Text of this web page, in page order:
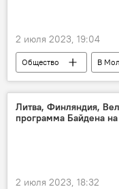
2 июля 2023, 19:04
Общество В
Литва, Финляндия,
программа Байдена
2 июля 2023, 18:32